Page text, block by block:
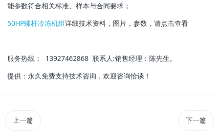
能参数符合相关标准、样本与合同要求；
50HP螺杆冷冻机组详细技术资料，图片，参数，请点击查看
服务热线： 13927462868 联系人:销售经理：陈先生。
提供：永久免费支持技术咨询，欢迎咨询恰谈！
上一篇 下一篇